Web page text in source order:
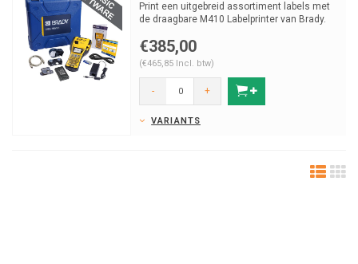
Print een uitgebreid assortiment labels met
de draagbare M410 Labelprinter van Brady.
€385,00
(€465,85 Incl. btw)
- +
VARIANTS